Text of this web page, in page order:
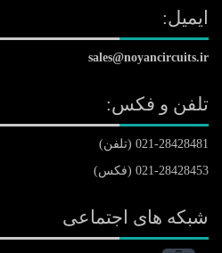
ایمیل:
sales@noyancircuits.ir
تلفن و فکس:
021-28428481 (تلفن)
021-28428453 (فکس)
شبکه های اجتماعی